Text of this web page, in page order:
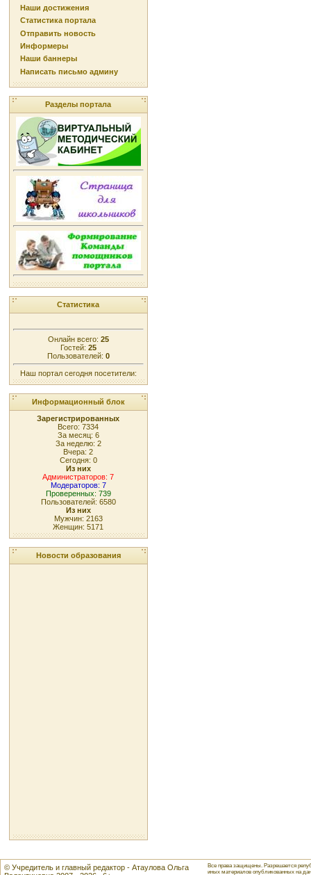
Наши достижения
Статистика портала
Отправить новость
Информеры
Наши баннеры
Написать письмо админу
Разделы портала
Статистика
Онлайн всего: 25
Гостей: 25
Пользователей: 0
Наш портал сегодня посетители:
Информационный блок
Зарегистрированных
Всего: 7334
За месяц: 6
За неделю: 2
Вчера: 2
Сегодня: 0
Из них
Администраторов: 7
Модераторов: 7
Проверенных: 739
Пользователей: 6580
Из них
Мужчин: 2163
Женщин: 5171
Новости образования
© Учредитель и главный редактор - Атаулова Ольга
Все права защищены. Разрешается
иных материалов опубликованных на